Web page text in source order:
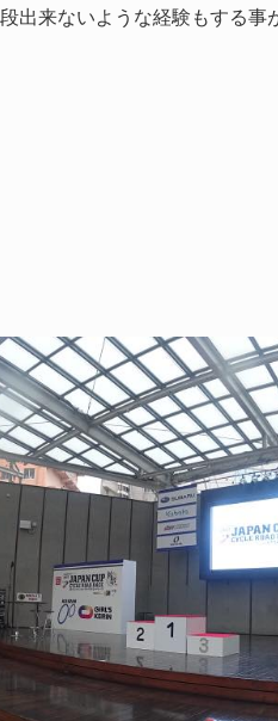
出来ないような経験もする事